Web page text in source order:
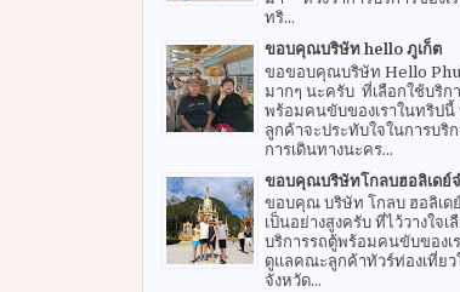
ทริ...
ขอบคุณบริษัท hello ภูเก็ต
ขอขอบคุณบริษัท Hello
มากๆ นะครับ ที่เลือกใช้บริก
พร้อมคนขับของเราในทริปนี้
ลูกค้าจะประทับใจในการบริ
การเดินทางนะคร...
ขอบคุณบริษัทโกลบฮอลิเดย์
ขอบคุณ บริษัท โกลบ ฮอลิเด
เป็นอย่างสูงครับ ที่ไว้วางใจเ
บริการรถตู้พร้อมคนขับของเ
ดูแลคณะลูกค้าทัวร์ท่องเที่ยว
จังหวัด...